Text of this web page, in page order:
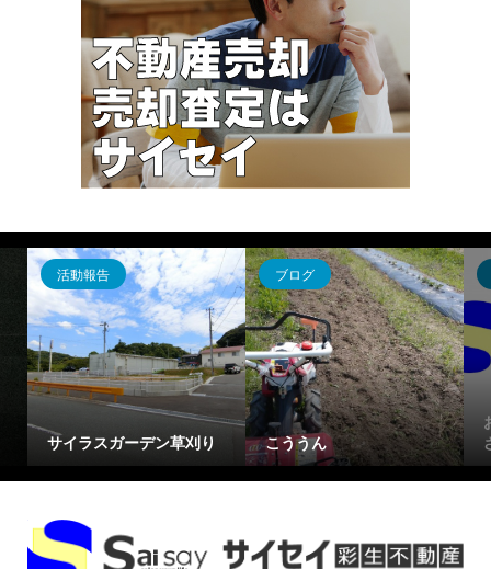
活動報告
サイラスガーデン草刈り
ブログ
こううん